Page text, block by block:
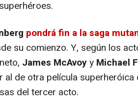
pondrá fin a la saga
su comienzo. Y, según los
James McAvoyy Michael
al de otra película superheróica
del tercer acto.